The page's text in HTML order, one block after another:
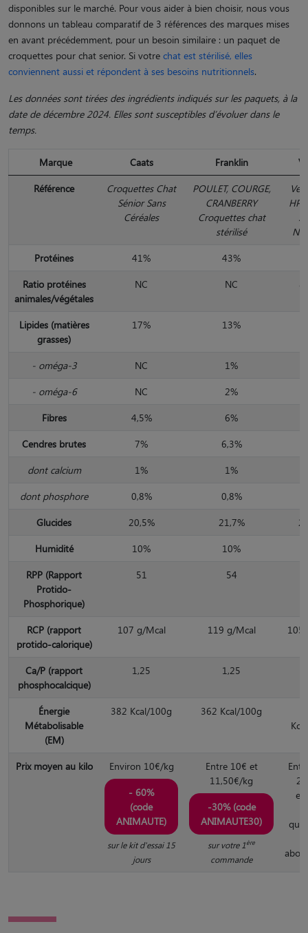
disponibles sur le marché. Pour vous aider à bien choisir, nous vous
donnons un tableau comparatif de 3 références des marques mises
en avant précédemment, pour un besoin similaire : un paquet de
croquettes pour chat senior. Si votre chat est stérilisé, elles
conviennent aussi et répondent à ses besoins nutritionnels.
Les données sont tirées des ingrédients indiqués sur les paquets, à la
date de décembre 2024. Elles sont susceptibles d’évoluer dans le
temps.
Marque Caats Franklin
Référence
Croquettes Chat
Sénior Sans
Céréales
POULET, COURGE,
CRANBERRY
Croquettes chat
stérilisé
Protéines
41% 43%
Ratio protéines
animales/végétales
NC NC
Lipides (matières
grasses)
17% 13%
- oméga-3 NC 1%
- oméga-6
NC 2%
Fibres
4,5% 6%
Cendres brutes
7% 6,3%
dont calcium
1% 1%
dont phosphore
0,8% 0,8%
Glucides
20,5% 21,7%
Humidité
10% 10%
RPP (Rapport
Protido-
Phosphorique)
51 54
RCP (rapport
protido-calorique)
107 g/Mcal 119 g/Mcal 105
Ca/P (rapport
phosphocalcique)
1,25 1,25
Énergie
Métabolisable
(EM)
382 Kcal/100g 362 Kcal/100g
Prix moyen au kilo
Environ 10€/kg
- 60%
(code
ANIMAUTE)
sur le kit d'essai 15
jours
Entre 10€ et
11,50€/kg
-30% (code
ANIMAUTE30)
sur votre 1ère
commande